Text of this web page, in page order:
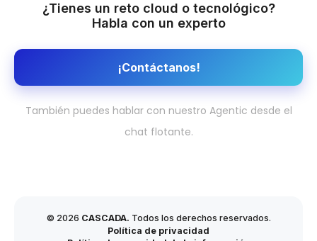
¿Tienes un reto cloud o tecnológico?
Habla con un experto
¡Contáctanos!
También puedes hablar con nuestro Agentic desde el
chat flotante.
© 2026 CASCADA. Todos los derechos reservados.
Política de privacidad